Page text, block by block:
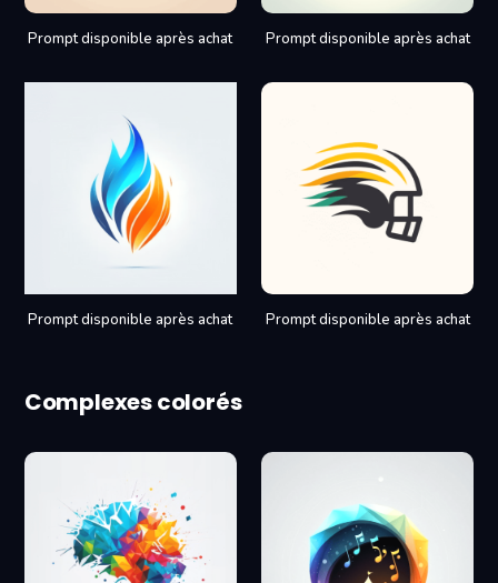
Prompt disponible après achat Prompt disponible après achat
Prompt disponible après achat Prompt disponible après achat
Complexes colorés